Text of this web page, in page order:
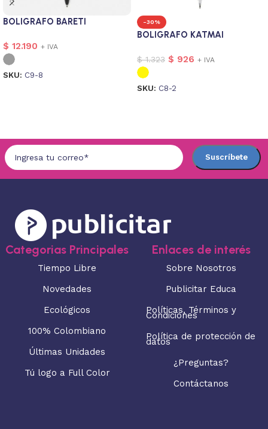
BOLIGRAFO BARETI
$ 12.190 + IVA
SKU: C9-8
-30%
BOLIGRAFO KATMAI
$1.323 $ 926 + IVA
SKU: C8-2
Categorias Principales
Tiempo Libre
Novedades
Ecológicos
100% Colombiano
Últimas Unidades
Tú logo a Full Color
Enlaces de interés
Sobre Nosotros
Publicitar Educa
Políticas, Términos y
Condiciones
Política de protección de
datos
¿Preguntas?
Contáctanos